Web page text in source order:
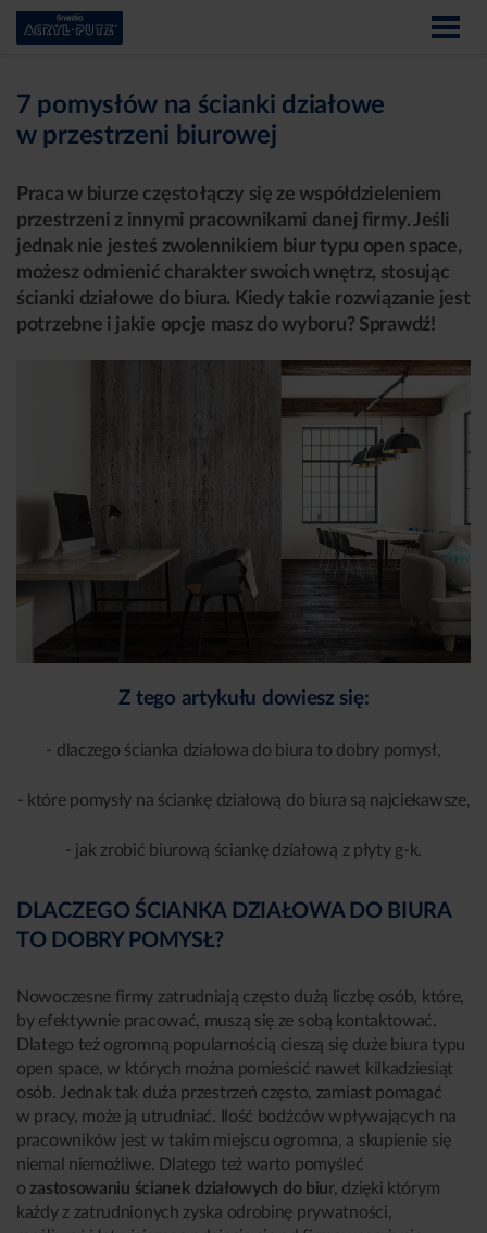
7 pomysłów na ścianki działowe
w przestrzeni biurowej
Praca w biurze często łączy się ze współdzieleniem
przestrzeni z innymi pracownikami danej firmy. Jeśli
jednak nie jesteś zwolennikiem biur typu open space,
możesz odmienić charakter swoich wnętrz, stosując
ścianki działowe do biura. Kiedy takie rozwiązanie jest
potrzebne i jakie opcje masz do wyboru? Sprawdź!
Z tego artykułu dowiesz się:
- dlaczego ścianka działowa do biura to dobry pomysł,
- które pomysły na ściankę działową do biura są najciekawsze,
- jak zrobić biurową ściankę działową z płyty g-k.
DLACZEGO ŚCIANKA DZIAŁOWA DO BIURA
TO DOBRY POMYSŁ?
Nowoczesne firmy zatrudniają często dużą liczbę osób, które,
by efektywnie pracować, muszą się ze sobą kontaktować.
Dlatego też ogromną popularnością cieszą się duże biura typu
open space, w których można pomieścić nawet kilkadziesiąt
osób. Jednak tak duża przestrzeń często, zamiast pomagać
w pracy, może ją utrudniać. Ilość bodźców wpływających na
pracowników jest w takim miejscu ogromna, a skupienie się
niemal niemożliwe. Dlatego też warto pomyśleć
o zastosowaniu ścianek działowych do biur, dzięki którym
każdy z zatrudnionych zyska odrobinę prywatności,